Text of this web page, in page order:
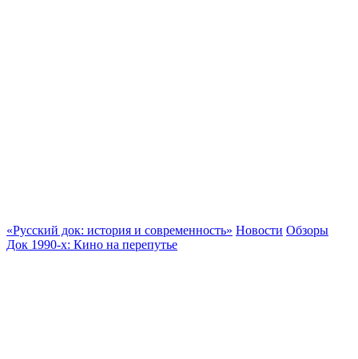
«Русский док: история и современность» Новости Обзоры
Док 1990-х: Кино на перепутье